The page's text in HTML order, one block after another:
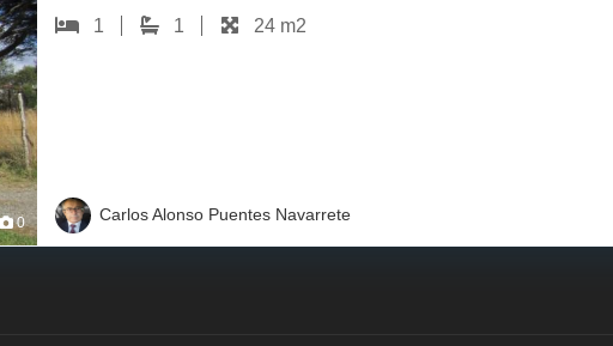
0
1 1 24 m2
Carlos Alonso Puentes Navarrete